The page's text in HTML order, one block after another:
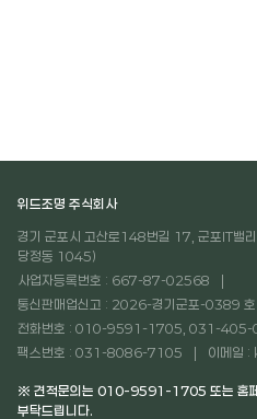
위드조명 주식회사
경기 군포시 고산로148번길 17, 군포IT밸
당정동 1045)
사업자등록번호 : 667-87-02568
통신판매업신고 : 2026-경기군포-0389 호
전화번호 : 010-9591-1705, 031-405-
팩스번호 : 031-8086-7105
이메일
※ 견적문의는 010-9591-1705 또는 홈페
부탁드립니다.